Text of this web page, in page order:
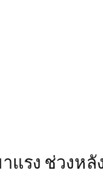
แรง ช่วงห